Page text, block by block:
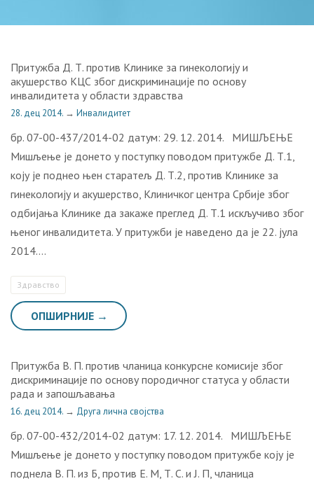
Притужба Д. Т. против Клинике за гинекологију и
акушерство КЦС због дискриминације по основу
инвалидитета у области здравства
28. дец 2014. → Инвалидитет
бр. 07-00-437/2014-02 датум: 29. 12. 2014. МИШЉЕЊЕ
Мишљење је донето у поступку поводом притужбе Д. Т.1,
коју је поднео њен старатељ Д. Т.2, против Клинике за
гинекологију и акушерство, Клиничког центра Србије због
одбијања Клинике да закаже преглед Д. Т.1 искључиво због
њеног инвалидитета. У притужби је наведено да је 22. јула
2014….
Здравство
ОПШИРНИЈЕ →
Притужба В. П. против чланица конкурсне комисије због
дискриминације по основу породичног статуса у области
рада и запошљавања
16. дец 2014. → Друга лична својства
бр. 07-00-432/2014-02 датум: 17. 12. 2014. МИШЉЕЊЕ
Мишљење је донето у поступку поводом притужбе коју je
поднелa В. П. из Б, против Е. М, Т. С. и Ј. П, чланица